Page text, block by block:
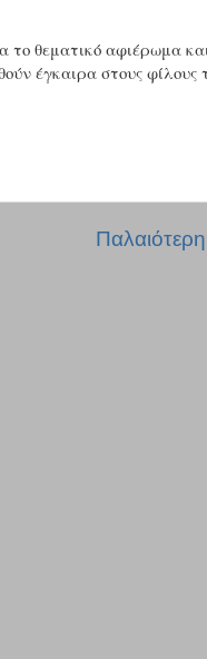
το θεματικό αφιέρωμα
έγκαιρα στους φίλους